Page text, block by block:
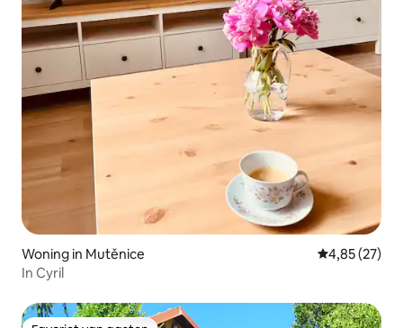
Woning in Mutěnice Gemiddelde
4,85 (27)
In Cyril